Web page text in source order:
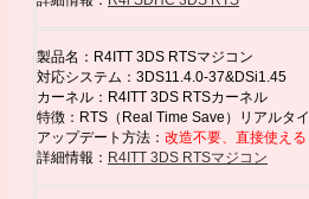
製品名：R4ITT 3DS RTSマジコン
対応システム：3DS11.4.0-37&DSi1.45
カーネル：R4ITT 3DS RTSカーネル
特徴：RTS（Real Time Save）リアルタ
アップデート方法： 改造不要、直接使える
詳細情報： R4ITT 3DS RTSマジコン